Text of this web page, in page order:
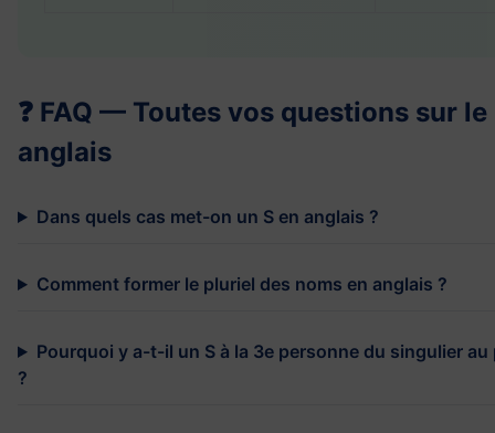
❓ FAQ — Toutes vos questions sur le
anglais
Dans quels cas met-on un S en anglais ?
Comment former le pluriel des noms en anglais ?
Pourquoi y a-t-il un S à la 3e personne du singulier
?